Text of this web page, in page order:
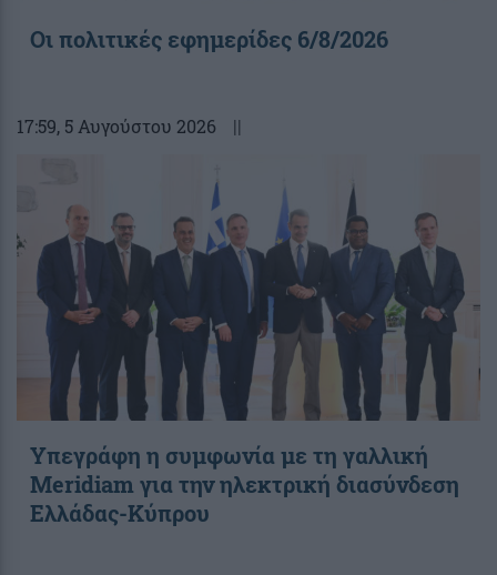
Οι πολιτικές εφημερίδες 6/8/2026
17:59, 5 Αυγούστου 2026 ||
Υπεγράφη η συμφωνία με τη γαλλική
Meridiam για την ηλεκτρική διασύνδεση
Ελλάδας-Κύπρου